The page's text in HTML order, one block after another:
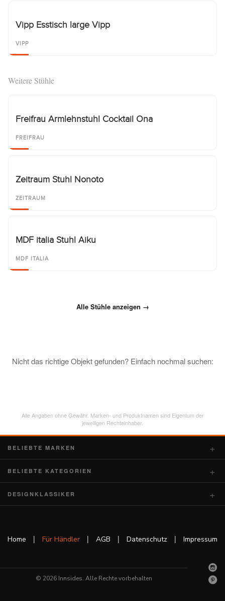
Vipp Esstisch large Vipp
VIPP
Weitere Stühle
Freifrau Armlehnstuhl Cocktail Ona
FREIFRAU
Zeitraum Stuhl Nonoto
ZEITRAUM
MDF italia Stuhl Aiku
MDF ITALIA
Alle Stühle anzeigen →
Nicht das richtige Objekt gefunden? Einfach nochmal suchen:
Alle Angaben ohne Gewähr. Marken- und Produktnamen sind Eigentum der
jeweiligen Rechteinhaber.
BELIEBTE MARKEN
BELIEBTE KATEGORIEN
DESIGNKLASSIKER
Home | Für Händler | AGB | Datenschutz | Impressum
© 2026 Innsides. Alle Rechte vorbehalten